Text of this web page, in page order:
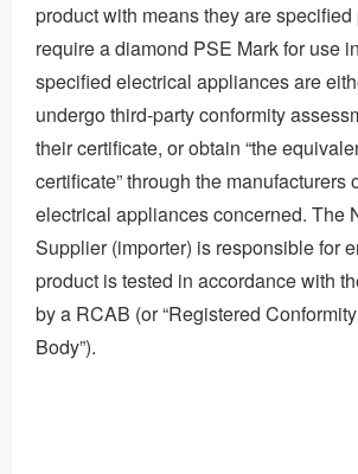
product with means they are specified
require a diamond PSE Mark for use
specified electrical appliances are
undergo third-party conformity
their certificate, or obtain “the
certificate” through the manufacturers
electrical appliances concerned. The
Supplier (importer) is responsible for
product is tested in accordance with
by a RCAB (or “Registered
Body”).